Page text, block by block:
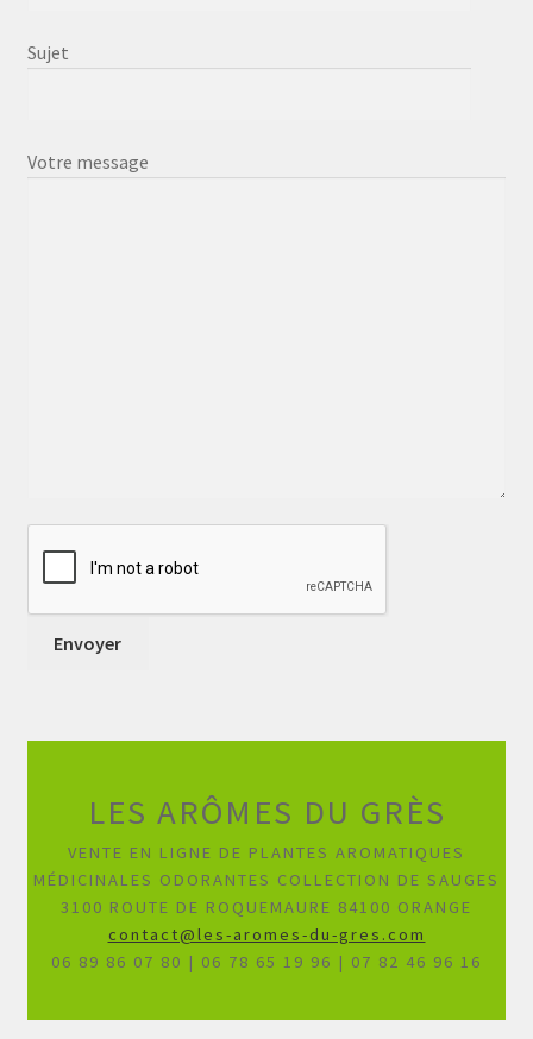
Sujet
Votre message
LES ARÔMES DU GRÈS
VENTE EN LIGNE DE PLANTES AROMATIQUES
MÉDICINALES ODORANTES COLLECTION DE SAUGES
3100 ROUTE DE ROQUEMAURE 84100 ORANGE
contact@les-aromes-du-gres.com
06 89 86 07 80 | 06 78 65 19 96 | 07 82 46 96 16